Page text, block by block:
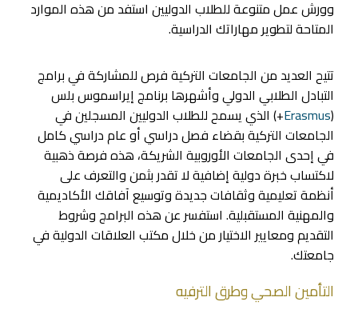
وورش عمل متنوعة للطلاب الدوليين استفد من هذه الموارد
المتاحة لتطوير مهاراتك الدراسية.
تتيح العديد من الجامعات التركية فرص للمشاركة في برامج
التبادل الطلابي الدولي وأشهرها برنامج إيراسموس بلس
(
Erasmus+) الذي يسمح للطلاب الدوليين المسجلين في
الجامعات التركية بقضاء فصل دراسي أو عام دراسي كامل
في إحدى الجامعات الأوروبية الشريكة، هذه فرصة ذهبية
لاكتساب خبرة دولية إضافية لا تقدر بثمن والتعرف على
أنظمة تعليمية وثقافات جديدة وتوسيع آفاقك الأكاديمية
والمهنية المستقبلية. استفسر عن هذه البرامج وشروط
التقديم ومعايير الاختيار من خلال مكتب العلاقات الدولية في
جامعتك.
التأمين الصحي وطرق الترفيه